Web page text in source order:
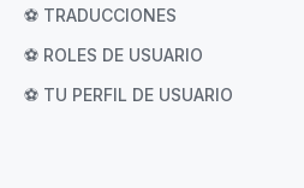
⚽ TRADUCCIONES
⚽ ROLES DE USUARIO
⚽ TU PERFIL DE USUARIO